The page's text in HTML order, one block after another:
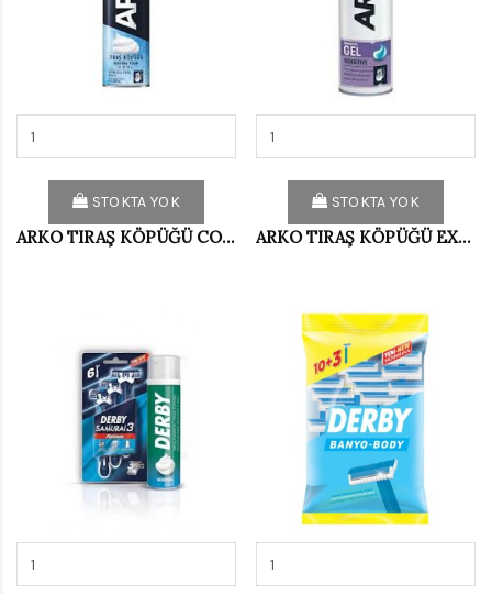
STOKTA YOK
ARKO TIRAŞ KÖPÜĞÜ COOL 200 ML
STOKTA YOK
ARKO TIRAŞ KÖPÜĞÜ EXTRA SENSİTİVE 200 ML